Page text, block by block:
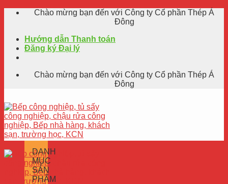
Skip
Chào mừng bạn đến với Công ty Cổ phần Thép Á
Đông
Hướng dẫn Thanh toán
Đăng ký Đại lý
Chào mừng bạn đến với Công ty Cổ phần Thép Á
Đông
DANH
MỤC
SẢN
PHẨM